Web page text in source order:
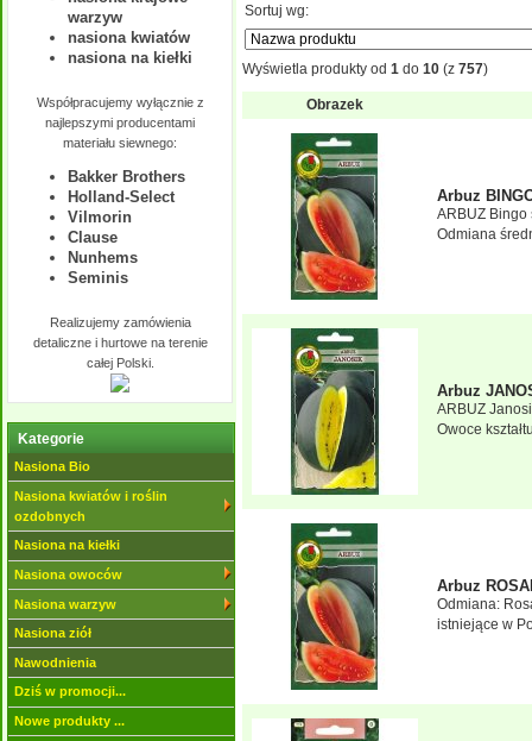
warzyw
nasiona kwiatów
nasiona na kiełki
Współpracujemy wyłącznie z
najlepszymi producentami
materiału siewnego:
Bakker Brothers
Holland-Select
Vilmorin
Clause
Nunhems
Seminis
Realizujemy zamówienia
detaliczne i hurtowe na terenie
całej Polski.
Kategorie
Nasiona Bio
Nasiona kwiatów i roślin
ozdobnych
Nasiona na kiełki
Nasiona owoców
Nasiona warzyw
Nasiona ziół
Nawodnienia
Dziś w promocji...
Nowe produkty ...
Sortuj wg:
Wyświetla produkty od 1 do 10 (z 757)
Obrazek
Arbuz
ARBUZ Bingo
Odmiana
Arbuz
ARBUZ
Owoce
Arbuz
Odmiana:
istniejące w